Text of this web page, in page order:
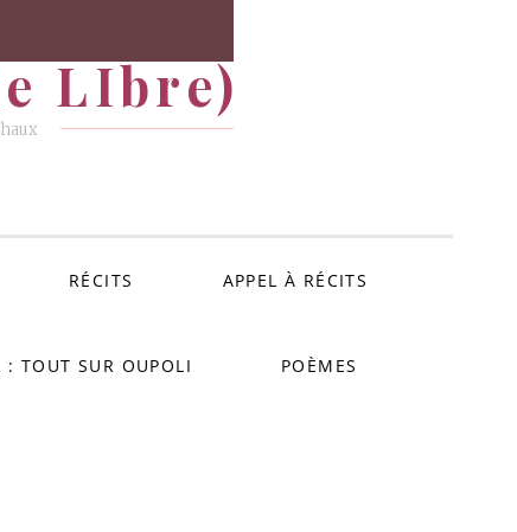
LIbre)
RÉCITS APPEL À RÉCITS
: TOUT SUR OUPOLI POÈMES